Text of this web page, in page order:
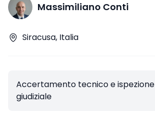
Massimiliano Conti
Siracusa, Italia
Accertamento tecnico e ispezione
giudiziale